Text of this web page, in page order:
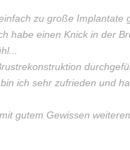
zu große Implantate
habe einen Knick in der
ich sehr zufrieden und
gutem Gewissen